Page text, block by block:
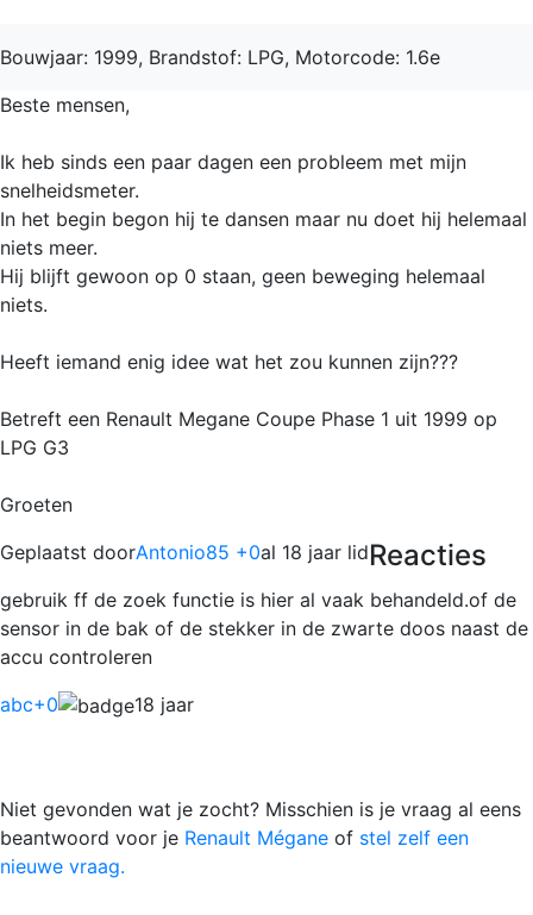
Bouwjaar: 1999, Brandstof: LPG, Motorcode: 1.6e
Beste mensen,
Ik heb sinds een paar dagen een probleem met mijn
snelheidsmeter.
In het begin begon hij te dansen maar nu doet hij helemaal
niets meer.
Hij blijft gewoon op 0 staan, geen beweging helemaal
niets.
Heeft iemand enig idee wat het zou kunnen zijn???
Betreft een Renault Megane Coupe Phase 1 uit 1999 op
LPG G3
Groeten
Geplaatst doorAntonio85 +0al 18 jaar lidReacties
gebruik ff de zoek functie is hier al vaak behandeld.of de
sensor in de bak of de stekker in de zwarte doos naast de
accu controleren
abc+0 18 jaar
Niet gevonden wat je zocht? Misschien is je vraag al eens
beantwoord voor je Renault Mégane of stel zelf een
nieuwe vraag.